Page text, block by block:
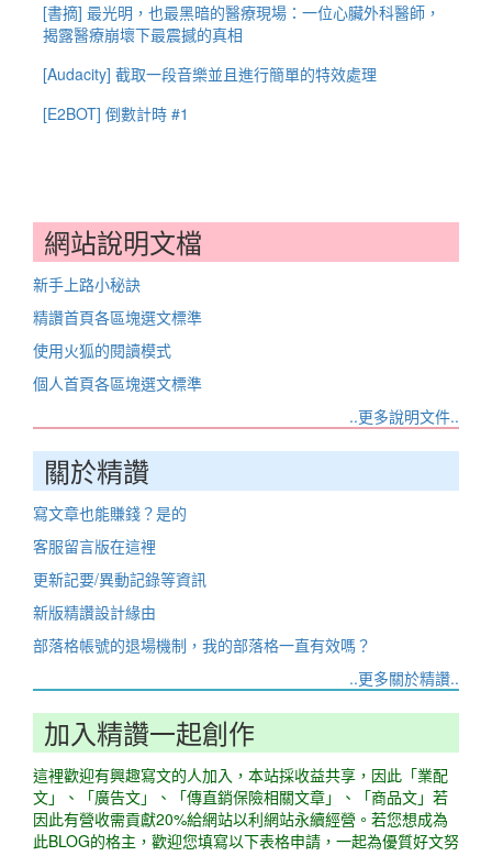
[書摘] 最光明，也最黑暗的醫療現場：一位心臟外科醫師，
揭露醫療崩壞下最震撼的真相
[Audacity] 截取一段音樂並且進行簡單的特效處理
[E2BOT] 倒數計時 #1
網站說明文檔
新手上路小秘訣
精讚首頁各區塊選文標準
使用火狐的閱讀模式
個人首頁各區塊選文標準
..更多說明文件..
關於精讚
寫文章也能賺錢？是的
客服留言版在這裡
更新記要/異動記錄等資訊
新版精讚設計緣由
部落格帳號的退場機制，我的部落格一直有效嗎？
..更多關於精讚..
加入精讚一起創作
這裡歡迎有興趣寫文的人加入，本站採收益共享，因此「業配
文」、「廣告文」、「傳直銷保險相關文章」、「商品文」若
因此有營收需貢獻20%給網站以利網站永續經營。若您想成為
此BLOG的格主，歡迎您填寫以下表格申請，一起為優質好文努